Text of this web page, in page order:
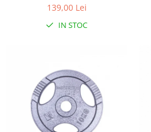
139,00 Lei
IN STOC